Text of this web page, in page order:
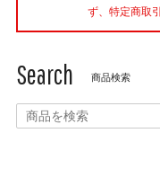
ず、特定商取
Search 商品検索